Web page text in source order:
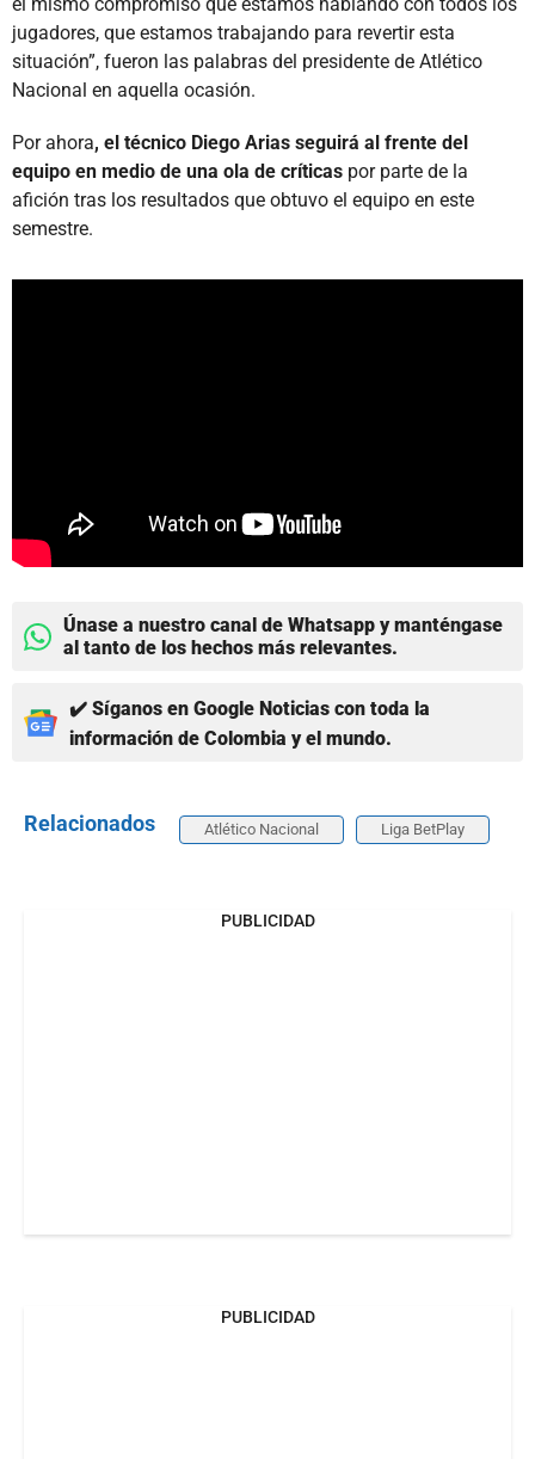
jugadores, que estamos trabajando para revertir esta
situación”, fueron las palabras del presidente de Atlético
Nacional en aquella ocasión.
Por ahora, el técnico Diego Arias seguirá al frente del
equipo en medio de una ola de críticas por parte de la
afición tras los resultados que obtuvo el equipo en este
semestre.
Únase a nuestro canal de Whatsapp y manténgase
al tanto de los hechos más relevantes.
✔️ Síganos en Google Noticias con toda la
información de Colombia y el mundo.
Relacionados Atlético Nacional Liga BetPlay
PUBLICIDAD
PUBLICIDAD